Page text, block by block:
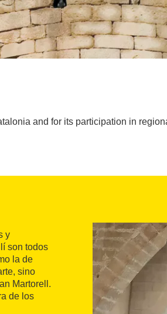
and for its participation in
y
son todos
la de
sino
Martorell.
de los